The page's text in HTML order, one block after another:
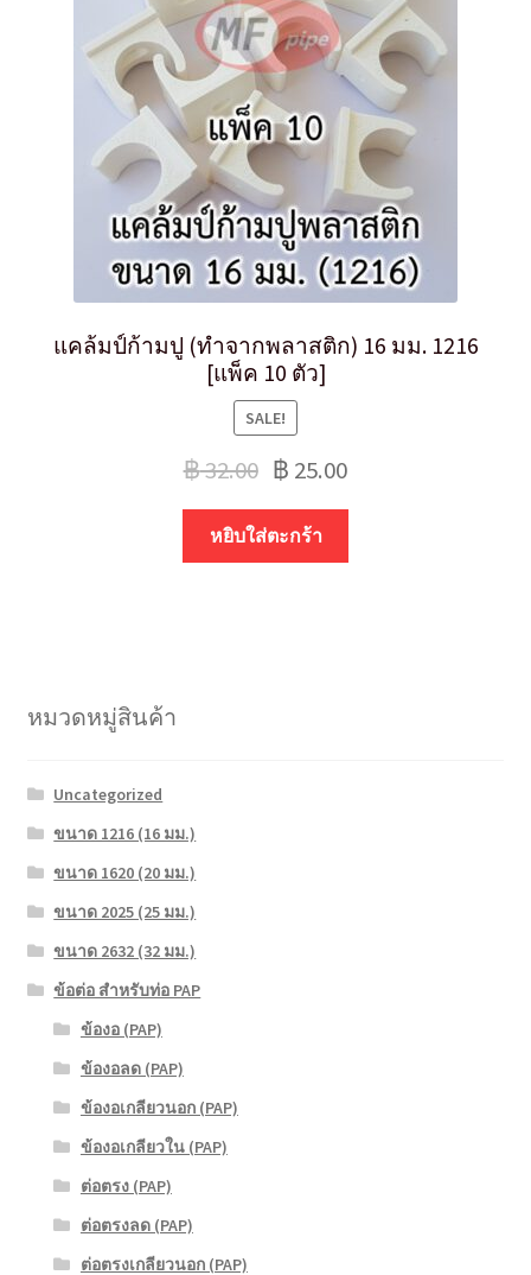
แคล้มป์ก้ามปู (ทำจากพลาสติก) 16 มม. 1216
[แพ็ค 10 ตัว]
SALE!
฿32.00 ฿ 25.00
หยิบใส่ตะกร้า
หมวดหมู่สินค้า
Uncategorized
ขนาด 1216 (16 มม.)
ขนาด 1620 (20 มม.)
ขนาด 2025 (25 มม.)
ขนาด 2632 (32 มม.)
ข้อต่อ สำหรับท่อ PAP
ข้องอ (PAP)
ข้องอลด (PAP)
ข้องอเกลียวนอก (PAP)
ข้องอเกลียวใน (PAP)
ต่อตรง (PAP)
ต่อตรงลด (PAP)
ต่อตรงเกลียวนอก (PAP)